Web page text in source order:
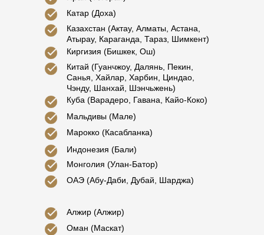
Катар (Доха)
Казахстан (Актау, Алматы, Астана,
Атырау, Караганда, Тараз, Шимкент)
Киргизия (Бишкек, Ош)
Китай (Гуанчжоу, Далянь, Пекин,
Санья, Хайлар, Харбин, Циндао,
Чэнду, Шанхай, Шэнчьжень)
Куба (Варадеро, Гавана, Кайо-Коко)
Мальдивы (Мале)
Марокко (Касабланка)
Индонезия (Бали)
Монголия (Улан-Батор)
ОАЭ (Абу-Даби, Дубай, Шарджа)
Алжир (Алжир)
Оман (Маскат)